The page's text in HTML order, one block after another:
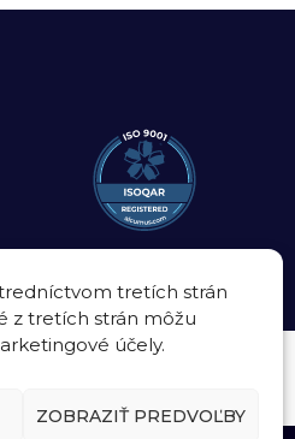
tretích strán
z tretích strán môžu
účely.
ZOBRAZIŤ PREDVOĽBY